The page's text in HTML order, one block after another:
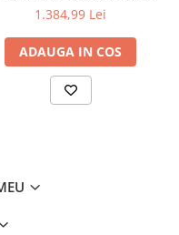
pag)
1.384,99 Lei
ADAUGA IN COS